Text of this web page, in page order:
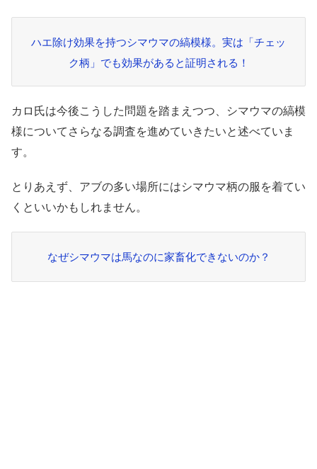
ハエ除け効果を持つシマウマの縞模様。実は「チェッ
ク柄」でも効果があると証明される！
カロ氏は今後こうした問題を踏まえつつ、シマウマの縞模
様についてさらなる調査を進めていきたいと述べていま
す。
とりあえず、アブの多い場所にはシマウマ柄の服を着てい
くといいかもしれません。
なぜシマウマは馬なのに家畜化できないのか？